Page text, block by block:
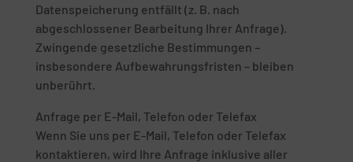
Datenspeicherung entfällt (z. B. nach
abgeschlossener Bearbeitung Ihrer Anfrage).
Zwingende gesetzliche Bestimmungen –
insbesondere Aufbewahrungsfristen – bleiben
unberührt.
Anfrage per E-Mail, Telefon oder Telefax
Wenn Sie uns per E-Mail, Telefon oder Telefax
kontaktieren, wird Ihre Anfrage inklusive aller